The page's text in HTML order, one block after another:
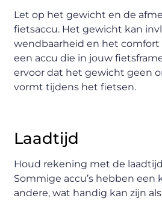
Let op het gewicht en de
fietsaccu. Het gewicht kan
wendbaarheid en het comfort
een accu die in jouw
ervoor dat het gewicht geen
vormt tijdens het fietsen.
Laadtijd
Houd rekening met de
Sommige accu’s hebben een
andere, wat handig kan zijn